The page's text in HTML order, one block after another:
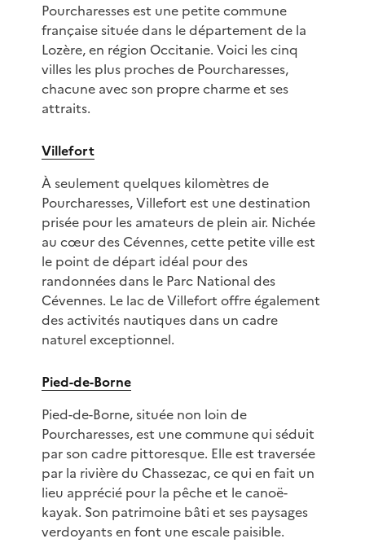
Pourcharesses est une petite commune
française située dans le département de la
Lozère, en région Occitanie. Voici les cinq
villes les plus proches de Pourcharesses,
chacune avec son propre charme et ses
attraits.
Villefort
À seulement quelques kilomètres de
Pourcharesses, Villefort est une destination
prisée pour les amateurs de plein air. Nichée
au cœur des Cévennes, cette petite ville est
le point de départ idéal pour des
randonnées dans le Parc National des
Cévennes. Le lac de Villefort offre également
des activités nautiques dans un cadre
naturel exceptionnel.
Pied-de-Borne
Pied-de-Borne, située non loin de
Pourcharesses, est une commune qui séduit
par son cadre pittoresque. Elle est traversée
par la rivière du Chassezac, ce qui en fait un
lieu apprécié pour la pêche et le canoë-
kayak. Son patrimoine bâti et ses paysages
verdoyants en font une escale paisible.